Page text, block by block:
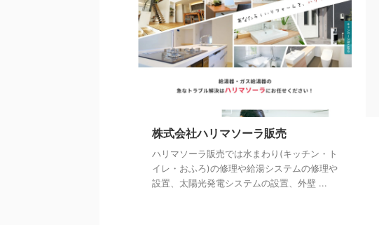
株式会社ハリマソーラ販売
ハリマソーラ販売では水まわり(キッチン・ト
イレ・おふろ)の修理や給湯システムの修理や
設置、太陽光発電システムの設置、外壁 ...